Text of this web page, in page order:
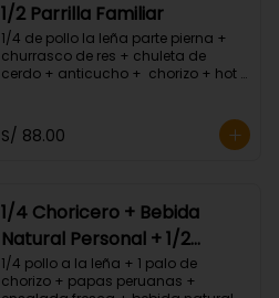
1/2 Parrilla Familiar
1/4 de pollo la leña parte pierna +
churrasco de res + chuleta de
cerdo + anticucho +  chorizo + hot
S/ 88.00
1/4 Choricero + Bebida
Natural Personal + 1/2
Tequeños
1/4 pollo a la leña + 1 palo de
chorizo + papas peruanas +